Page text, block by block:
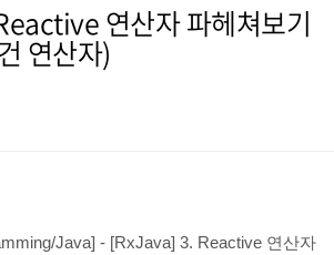
연산자 파헤쳐보기
연산자)
Java] - [RxJava] 3. Reactive 연산자